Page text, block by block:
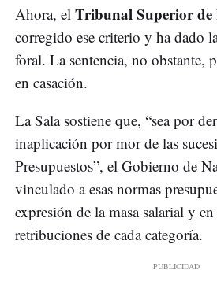
Ahora, el Tribunal Superior de
corregido ese criterio y ha dado
foral. La sentencia, no obstante,
en casación.
La Sala sostiene que, “sea por
inaplicación por mor de las
Presupuestos”, el Gobierno de
vinculado a esas normas
expresión de la masa salarial y
retribuciones de cada categoría.